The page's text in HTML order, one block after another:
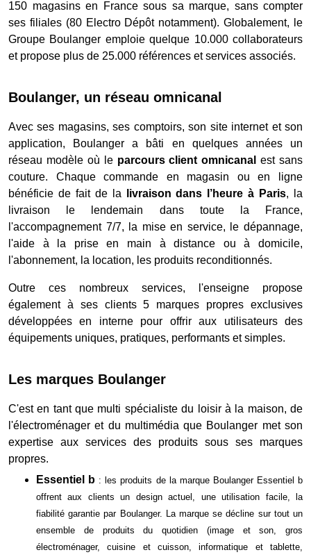
150 magasins en France sous sa marque, sans compter
ses filiales (80 Electro Dépôt notamment). Globalement, le
Groupe Boulanger emploie quelque 10.000 collaborateurs
et propose plus de 25.000 références et services associés.
Boulanger, un réseau omnicanal
Avec ses magasins, ses comptoirs, son site internet et son
application, Boulanger a bâti en quelques années un
réseau modèle où le parcours client omnicanal est sans
couture. Chaque commande en magasin ou en ligne
bénéficie de fait de la
livraison dans l’heure à Paris, la
livraison le lendemain dans toute la France,
l'accompagnement 7/7, la mise en service, le dépannage,
l'aide à la prise en main à distance ou à domicile,
l'abonnement, la location, les produits reconditionnés.
Outre ces nombreux services, l'enseigne propose
également à ses clients 5 marques propres exclusives
développées en interne pour offrir aux utilisateurs des
équipements uniques, pratiques, performants et simples.
Les marques Boulanger
C'est en tant que multi spécialiste du loisir à la maison, de
l'électroménager et du multimédia que Boulanger met son
expertise aux services des produits sous ses marques
propres.
Essentiel b : les produits de la marque Boulanger Essentiel b
offrent aux clients un design actuel, une utilisation facile, la
fiabilité garantie par Boulanger. La marque se décline sur tout un
ensemble de produits du quotidien (image et son, gros
électroménager, cuisine et cuisson, informatique et tablette,